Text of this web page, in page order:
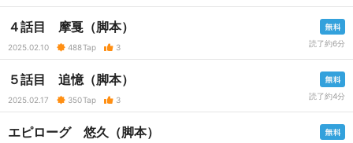
４話目 摩戛（脚本）
2025.02.10 488Tap 3 読了約6分
５話目 追憶（脚本）
2025.02.17 350Tap 3 読了約4分
エピローグ 悠久（脚本）